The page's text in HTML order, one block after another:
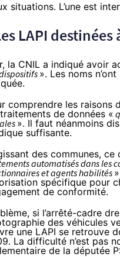
situations. L’une est
LAPI
la CNIL a indiqué avoir
». Les noms
comprendre les raisons
de données «
». Il faut néanmoins
suffisante.
des communes,
automatisés dans les
et agents habilités
spécifique pour
de conformité.
si l’arrêté-cadre
des véhicules
une LAPI se retrouve
La difficulté n’est pas
de la députée